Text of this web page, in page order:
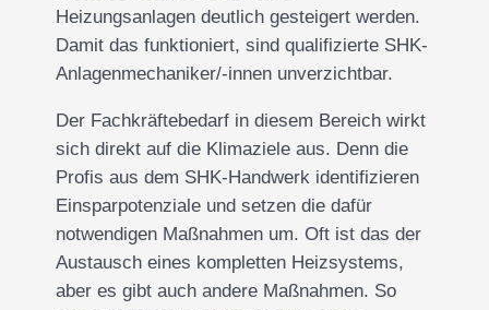
Heizungsanlagen deutlich gesteigert werden.
Damit das funktioniert, sind qualifizierte SHK-
Anlagenmechaniker/-innen unverzichtbar.
Der Fachkräftebedarf in diesem Bereich wirkt
sich direkt auf die Klimaziele aus. Denn die
Profis aus dem SHK-Handwerk identifizieren
Einsparpotenziale und setzen die dafür
notwendigen Maßnahmen um. Oft ist das der
Austausch eines kompletten Heizsystems,
aber es gibt auch andere Maßnahmen. So